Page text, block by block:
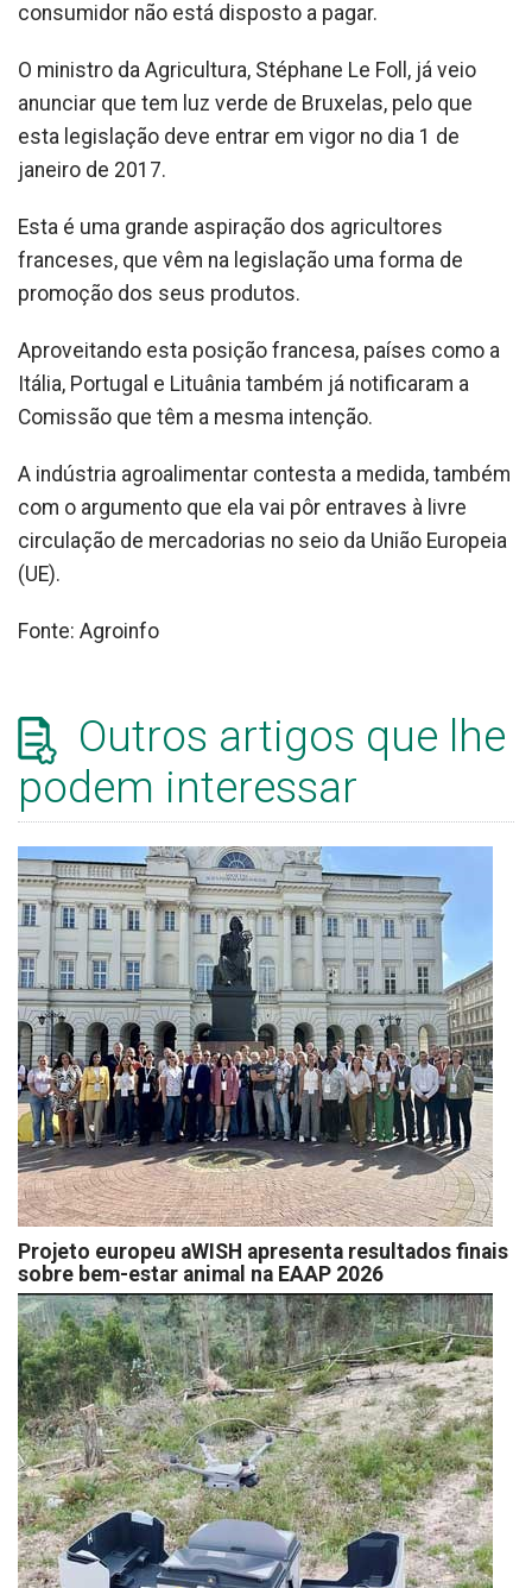
consumidor não está disposto a pagar.
O ministro da Agricultura, Stéphane Le Foll, já veio
anunciar que tem luz verde de Bruxelas, pelo que
esta legislação deve entrar em vigor no dia 1 de
janeiro de 2017.
Esta é uma grande aspiração dos agricultores
franceses, que vêm na legislação uma forma de
promoção dos seus produtos.
Aproveitando esta posição francesa, países como a
Itália, Portugal e Lituânia também já notificaram a
Comissão que têm a mesma intenção.
A indústria agroalimentar contesta a medida, também
com o argumento que ela vai pôr entraves à livre
circulação de mercadorias no seio da União Europeia
(UE).
Fonte: Agroinfo
Outros artigos que lhe
podem interessar
Projeto europeu aWISH apresenta resultados finais
sobre bem-estar animal na EAAP 2026